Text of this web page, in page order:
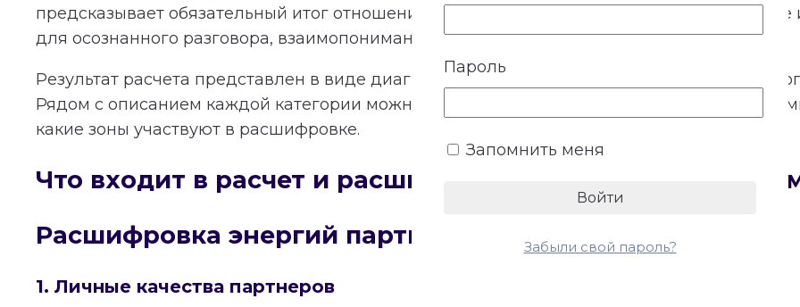
предсказывает обязательный итог отношений и не решает за партнеров, быть им
для осознанного разговора, взаимопонимания и более зрелого взаимодействия.
Результат расчета представлен в виде диаграммы. На ней отображаются энергии
Рядом с описанием каждой категории можно показать соответствующую часть
какие зоны участвуют в расшифровке.
Что входит в расчет и расшифровку Матрицы
Расшифровка энергий партнеров
1. Личные качества партнеров
Пароль
Запомнить меня
Забыли свой пароль?